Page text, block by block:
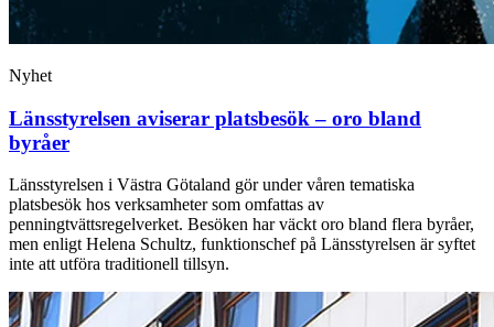
Nyhet
Länsstyrelsen aviserar platsbesök – oro bland
byråer
Länsstyrelsen i Västra Götaland gör under våren tematiska
platsbesök hos verksamheter som omfattas av
penningtvättsregelverket. Besöken har väckt oro bland flera byråer,
men enligt Helena Schultz, funktionschef på Länsstyrelsen är syftet
inte att utföra traditionell tillsyn.